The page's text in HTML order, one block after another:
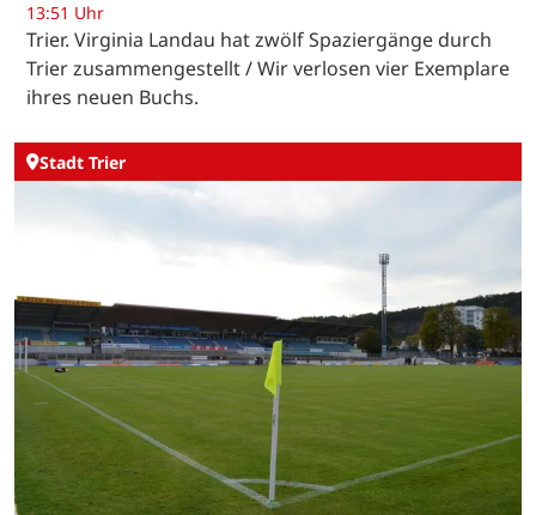
13:51 Uhr
Trier. Virginia Landau hat zwölf Spaziergänge durch
Trier zusammengestellt / Wir verlosen vier Exemplare
ihres neuen Buchs.
Stadt Trier